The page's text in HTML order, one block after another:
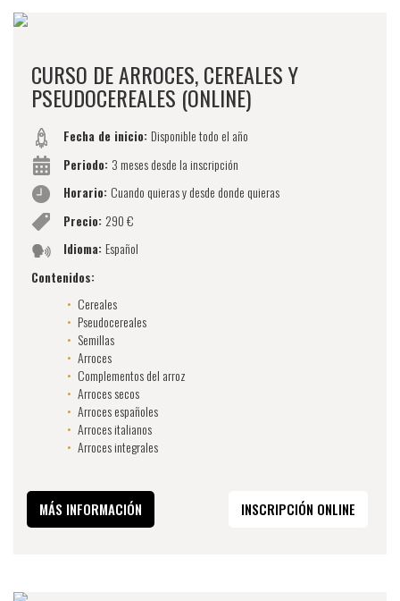
CURSO DE ARROCES, CEREALES Y
PSEUDOCEREALES (ONLINE)
Fecha de inicio: Disponible todo el año
Periodo: 3 meses desde la inscripción
Horario: Cuando quieras y desde donde quieras
Precio: 290 €
Idioma: Español
Contenidos:
Cereales
Pseudocereales
Semillas
Arroces
Complementos del arroz
Arroces secos
Arroces españoles
Arroces italianos
Arroces integrales
MÁS INFORMACIÓN INSCRIPCIÓN ONLINE